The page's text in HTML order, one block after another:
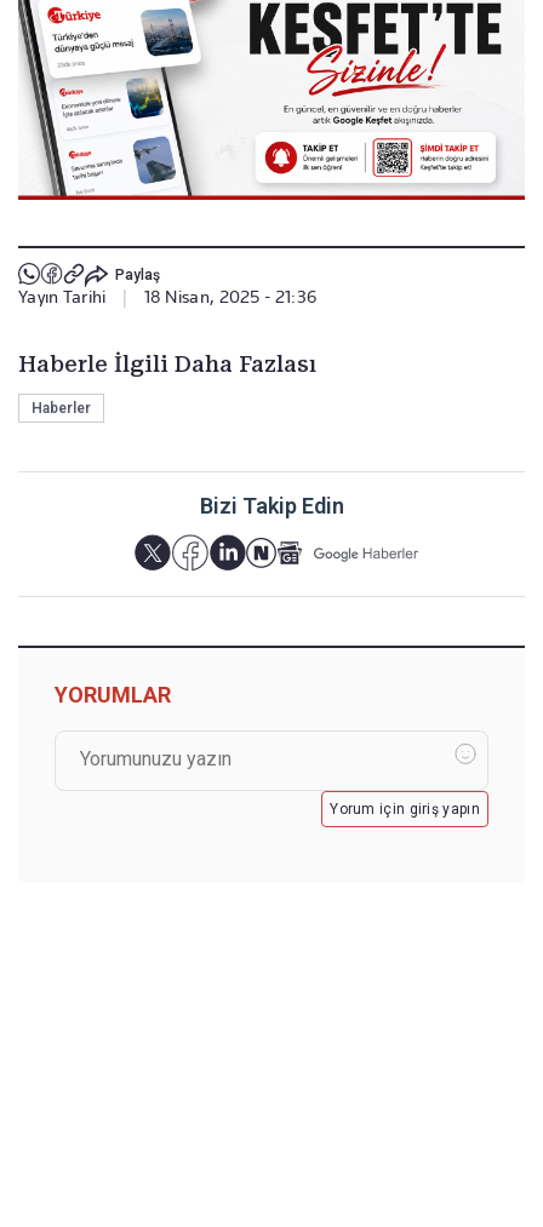
Paylaş
Yayın Tarihi 18 Nisan, 2025 - 21:36
Haberle İlgili Daha Fazlası
Haberler
Bizi Takip Edin
YORUMLAR
Yorum için giriş yapın